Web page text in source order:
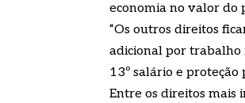
economia no valor do
“Os outros direitos
adicional por trabalho
13º salário e proteção
Entre os direitos mais